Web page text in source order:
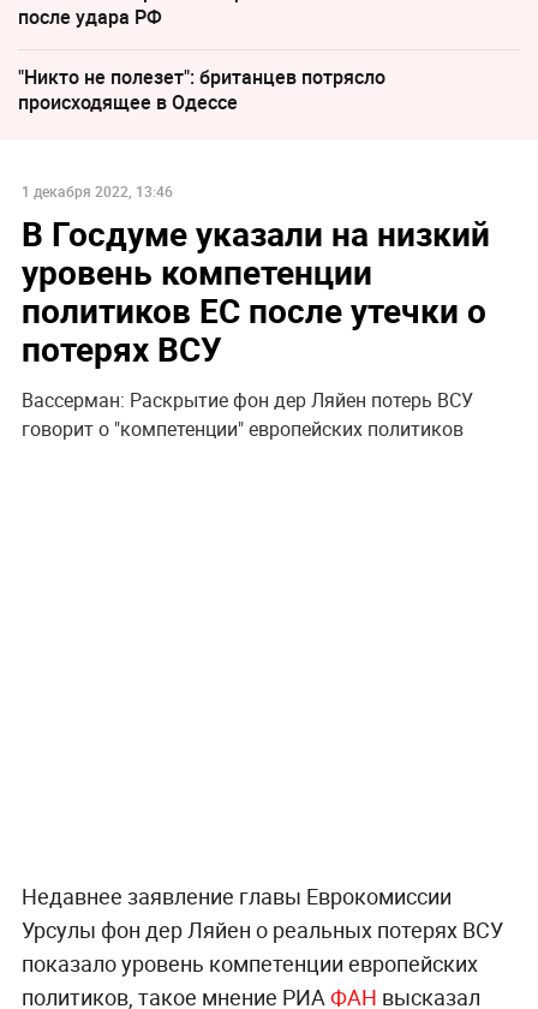
после удара РФ
"Никто не полезет": британцев потрясло
происходящее в Одессе
1 декабря 2022, 13:46
В Госдуме указали на низкий
уровень компетенции
политиков ЕС после утечки о
потерях ВСУ
Вассерман: Раскрытие фон дер Ляйен потерь ВСУ
говорит о "компетенции" европейских политиков
Недавнее заявление главы Еврокомиссии
Урсулы фон дер Ляйен о реальных потерях ВСУ
показало уровень компетенции европейских
политиков, такое мнение РИА ФАН высказал